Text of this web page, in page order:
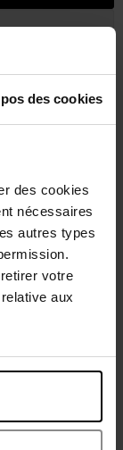
des cookies
des cookies
nécessaires
autres types
votre
aux